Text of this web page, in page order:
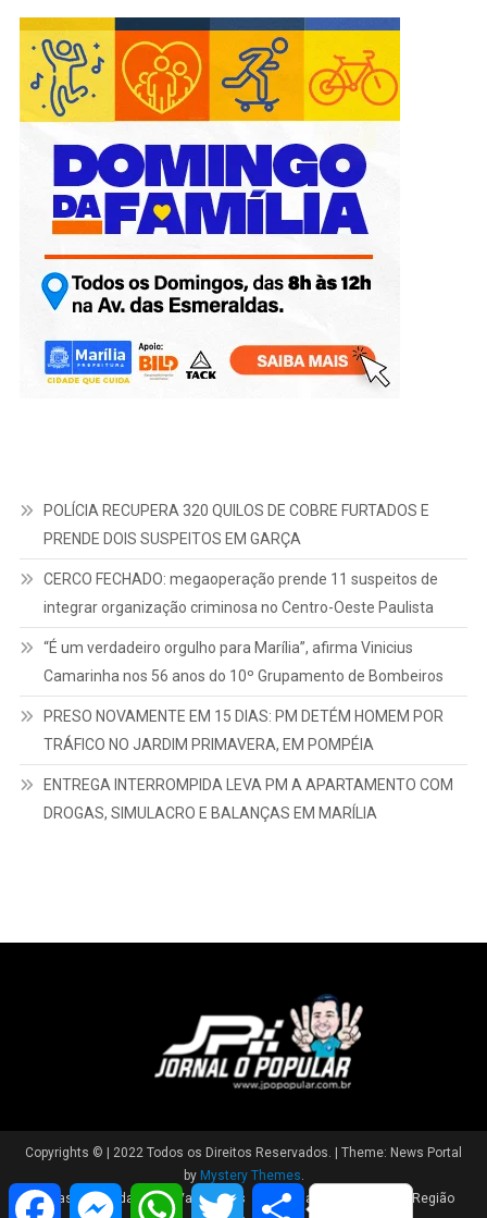
POLÍCIA RECUPERA 320 QUILOS DE COBRE FURTADOS E
PRENDE DOIS SUSPEITOS EM GARÇA
CERCO FECHADO: megaoperação prende 11 suspeitos de
integrar organização criminosa no Centro-Oeste Paulista
“É um verdadeiro orgulho para Marília”, afirma Vinicius
Camarinha nos 56 anos do 10º Grupamento de Bombeiros
PRESO NOVAMENTE EM 15 DIAS: PM DETÉM HOMEM POR
TRÁFICO NO JARDIM PRIMAVERA, EM POMPÉIA
ENTREGA INTERROMPIDA LEVA PM A APARTAMENTO COM
DROGAS, SIMULACRO E BALANÇAS EM MARÍLIA
Copyrights © | 2022 Todos os Direitos Reservados. | Theme: News Portal
by Mystery Themes
Brasil
Cidade Variedades Polícia
Região
FacebookMessengerWhatsAppTwitter Share